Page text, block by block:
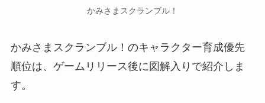
かみさまスクランブル！
かみさまスクランブル！のキャラクター育成優先
順位は、ゲームリリース後に図解入りで紹介しま
す。